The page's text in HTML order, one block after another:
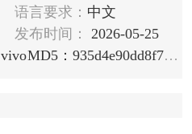
语言要求： 中文
发布时间：
2026-05-25
MD5：935d4e90dd8f70d489b56a9aa79d2784